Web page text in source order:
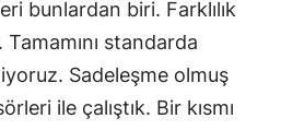
bunlardan biri. Farklılık
standarda
Sadeleşme olmuş
ile çalıştık. Bir kısmı